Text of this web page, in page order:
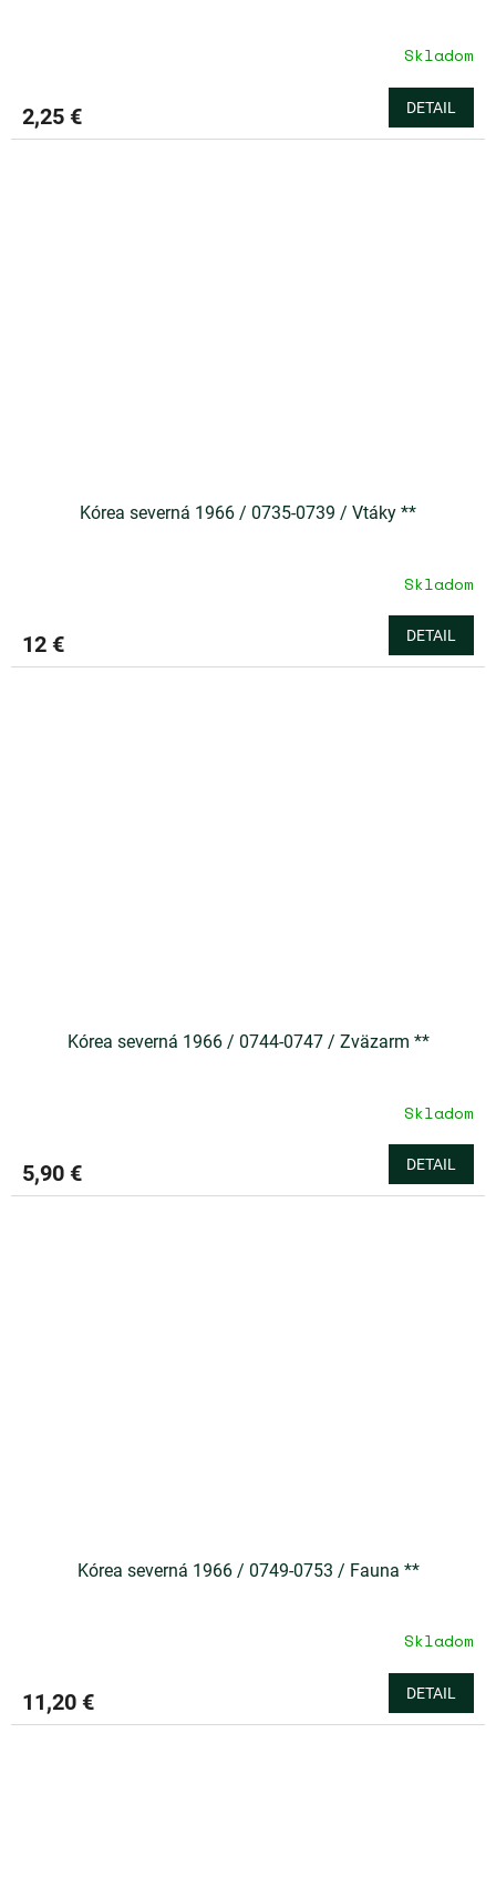
Skladom
2,25 € DETAIL
Kórea severná 1966 / 0735-0739 / Vtáky **
Skladom
12 € DETAIL
Kórea severná 1966 / 0744-0747 / Zväzarm **
Skladom
5,90 € DETAIL
Kórea severná 1966 / 0749-0753 / Fauna **
Skladom
11,20 € DETAIL